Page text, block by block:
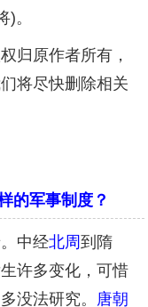
。
归原作者所有，
将尽快删除相关
的军事制度？
中经北周 到隋
许多变化，可惜
没法研究。 唐朝